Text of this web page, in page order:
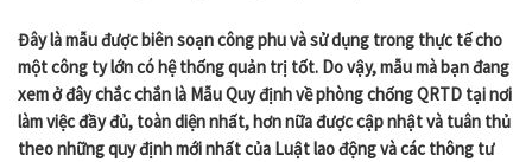
Đây là mẫu được biên soạn công phu vàsử dụng trong thực tế cho
một công ty lớn có hệ thống quản trị tốt. Do vậy, mẫu mà bạn đang
xem ở đây chắc chắn là MẫuQuy định về phòng chống QRTD tại nơi
làm việcđầy đủ, toàn diện nhất, hơn nữa được cập nhật và tuân thủ
theo những quy định mới nhất của Luật lao động và các thông tư